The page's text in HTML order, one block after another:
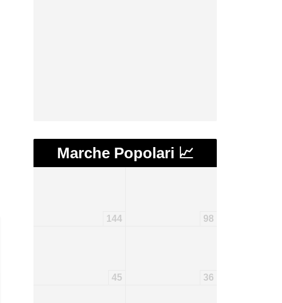
Marche Popolari 📈
144 98
45 36